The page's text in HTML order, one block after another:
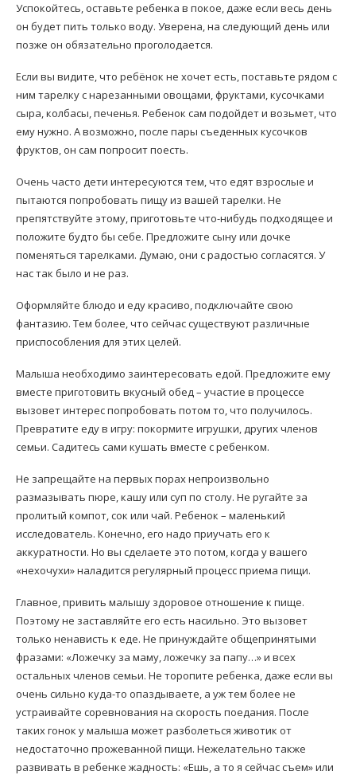
Успокойтесь, оставьте ребенка в покое, даже если весь день
он будет пить только воду. Уверена, на следующий день или
позже он обязательно проголодается.
Если вы видите, что ребёнок не хочет есть, поставьте рядом с
ним тарелку с нарезанными овощами, фруктами, кусочками
сыра, колбасы, печенья. Ребенок сам подойдет и возьмет, что
ему нужно. А возможно, после пары съеденных кусочков
фруктов, он сам попросит поесть.
Очень часто дети интересуются тем, что едят взрослые и
пытаются попробовать пищу из вашей тарелки. Не
препятствуйте этому, приготовьте что-нибудь подходящее и
положите будто бы себе. Предложите сыну или дочке
поменяться тарелками. Думаю, они с радостью согласятся. У
нас так было и не раз.
Оформляйте блюдо и еду красиво, подключайте свою
фантазию. Тем более, что сейчас существуют различные
приспособления для этих целей.
Малыша необходимо заинтересовать едой. Предложите ему
вместе приготовить вкусный обед – участие в процессе
вызовет интерес попробовать потом то, что получилось.
Превратите еду в игру: покормите игрушки, других членов
семьи. Садитесь сами кушать вместе с ребенком.
Не запрещайте на первых порах непроизвольно
размазывать пюре, кашу или суп по столу. Не ругайте за
пролитый компот, сок или чай. Ребенок – маленький
исследователь. Конечно, его надо приучать его к
аккуратности. Но вы сделаете это потом, когда у вашего
«нехочухи» наладится регулярный процесс приема пищи.
Главное, привить малышу здоровое отношение к пище.
Поэтому не заставляйте его есть насильно. Это вызовет
только ненависть к еде. Не принуждайте общепринятыми
фразами: «Ложечку за маму, ложечку за папу…» и всех
остальных членов семьи. Не торопите ребенка, даже если вы
очень сильно куда-то опаздываете, а уж тем более не
устраивайте соревнования на скорость поедания. После
таких гонок у малыша может разболеться животик от
недостаточно прожеванной пищи. Нежелательно также
развивать в ребенке жадность: «Ешь, а то я сейчас съем» или